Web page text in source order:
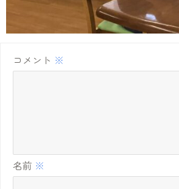
コメント ※
名前 ※